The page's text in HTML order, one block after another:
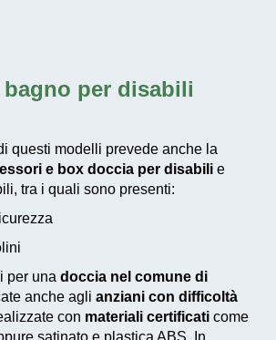
per disabili
questi modelli prevede anche la
e box doccia per disabili e
tra i quali sono presenti:
per una doccia nel comune di
anche agli anziani con difficoltà
con materiali certificati come